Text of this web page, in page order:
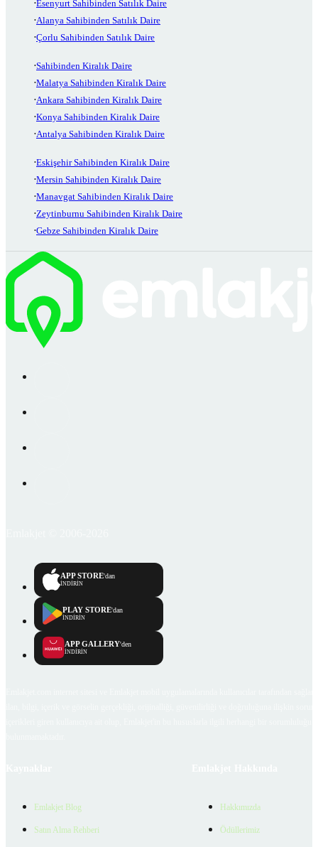
Esenyurt Sahibinden Satılık Daire
Alanya Sahibinden Satılık Daire
Çorlu Sahibinden Satılık Daire
Sahibinden Kiralık Daire
Malatya Sahibinden Kiralık Daire
Ankara Sahibinden Kiralık Daire
Konya Sahibinden Kiralık Daire
Antalya Sahibinden Kiralık Daire
Eskişehir Sahibinden Kiralık Daire
Mersin Sahibinden Kiralık Daire
Manavgat Sahibinden Kiralık Daire
Zeytinburnu Sahibinden Kiralık Daire
Gebze Sahibinden Kiralık Daire
APP STORE'dan
İNDİRİN
PLAY STORE'dan
İNDİRİN
APP GALLERY'den
İNDİRİN
Emlakjet Blog
Satın Alma Rehberi
Hakkımızda
Ödüllerimiz